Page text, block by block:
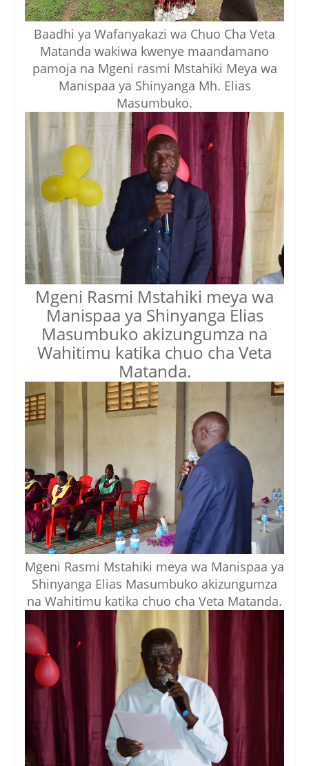
Baadhi ya Wafanyakazi wa Chuo Cha Veta
Matanda wakiwa kwenye maandamano
pamoja na Mgeni rasmi Mstahiki Meya wa
Manispaa ya Shinyanga Mh. Elias
Masumbuko.
Mgeni Rasmi Mstahiki meya wa
Manispaa ya Shinyanga Elias
Masumbuko akizungumza na
Wahitimu katika chuo cha Veta
Matanda.
Mgeni Rasmi Mstahiki meya wa Manispaa ya
Shinyanga Elias Masumbuko akizungumza
na Wahitimu katika chuo cha Veta Matanda.